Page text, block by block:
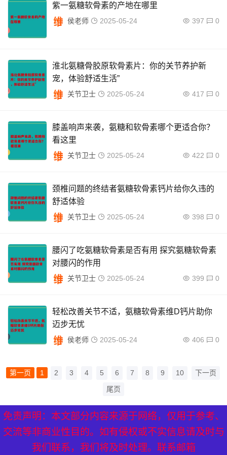
紫一氨糖软骨素的产地在哪里
侯老师 2025-05-24 397 0
淮北氨糖骨胶原软骨素片：你的关节养护新
宠，体验舒适生活”
关节卫士 2025-05-24 417 0
膝盖响声来袭，氨糖和软骨素哪个更适合你？
看这里
关节卫士 2025-05-24 422 0
颈椎问题的终结者氨糖软骨素钙片给你久违的
舒适体验
关节卫士 2025-05-24 398 0
腰闪了吃氨糖软骨素是否有用 探究氨糖软骨素
对腰闪的作用
关节卫士 2025-05-24 399 0
轻松改善关节不适，氨糖软骨素维D钙片助你
迈步无忧
侯老师 2025-05-24 406 0
第一页 1 2 3 4 5 6 7 8 9 10
下一页
尾页
免责声明：本文部分内容来源于网络，仅用于参考、
交流等非商业性目的。如有侵权或不实信息请及时与
我们联系，我们将及时处理。联系邮箱